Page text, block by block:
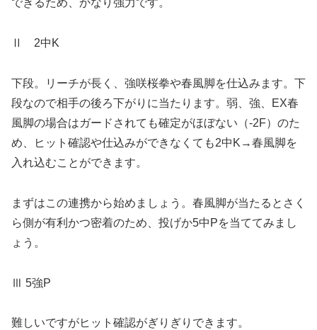
できるため、かなり強力です。
Ⅱ 2中K
下段。リーチが長く、強咲桜拳や春風脚を仕込みます。下
段なので相手の後ろ下がりに当たります。弱、強、EX春
風脚の場合はガードされても確定がほぼない（-2F）のた
め、ヒット確認や仕込みができなくても2中K→春風脚を
入れ込むことができます。
まずはこの連携から始めましょう。春風脚が当たるとさく
ら側が有利かつ密着のため、投げか5中Pを当ててみまし
ょう。
Ⅲ 5強P
難しいですがヒット確認がぎりぎりできます。